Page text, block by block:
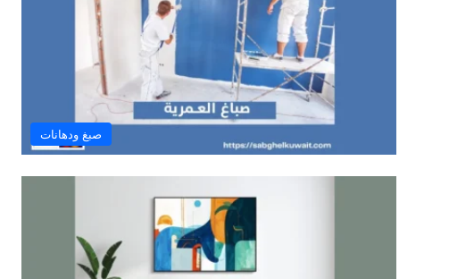
صبغ ودهانات